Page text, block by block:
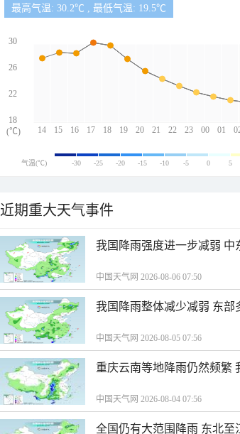
最高气温: 30.2℃ , 最低气温: 19.5℃
14 15 16 17 18 19 20 21 22 23 00 01
30
26
22
18
(℃)
气温(℃) -30 -25 -20 -15 -10 -5 0 5
近期重大天气事件
我国降雨强度进一步减弱
中国天气网 2026-08-06 07:50
我国降雨整体减少减弱 东部
中国天气网 2026-08-05 07:56
重庆云南等地降雨仍然频繁
中国天气网 2026-08-04 07:56
全国仍有大范围降雨 东北至